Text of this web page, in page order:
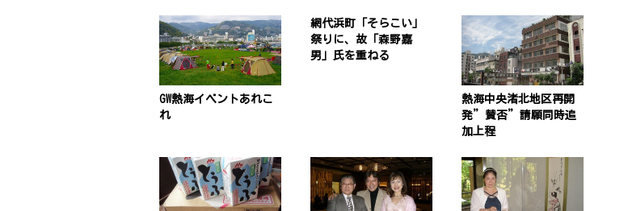
GW熱海イベントあれこ
れ
網代浜町「そらこい」
祭りに、故「森野嘉
男」氏を重ねる
熱海中央渚北地区再開
発”賛否”請願同時追
加上程